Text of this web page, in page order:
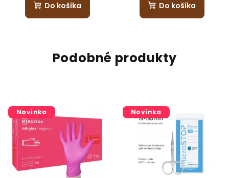
Do košíka Do košíka
Podobné produkty
Novinka Novinka